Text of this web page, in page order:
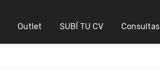
Outlet SUBÍ TU CV Consultas